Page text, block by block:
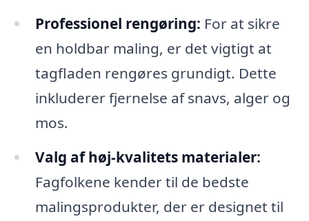
Professionel rengøring: For at sikre
en holdbar maling, er det vigtigt at
tagfladen rengøres grundigt. Dette
inkluderer fjernelse af snavs, alger og
mos.
Valg af høj-kvalitets materialer:
Fagfolkene kender til de bedste
malingsprodukter, der er designet til